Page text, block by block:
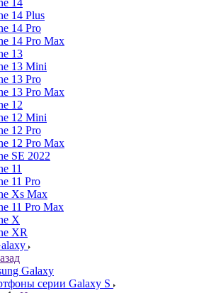
14
14 Plus
14 Pro
14 Pro Max
13
13 Mini
13 Pro
13 Pro Max
12
12 Mini
12 Pro
12 Pro Max
SE 2022
11
11 Pro
Xs Max
11 Pro Max
X
XR
Galaxy
серии Galaxy S